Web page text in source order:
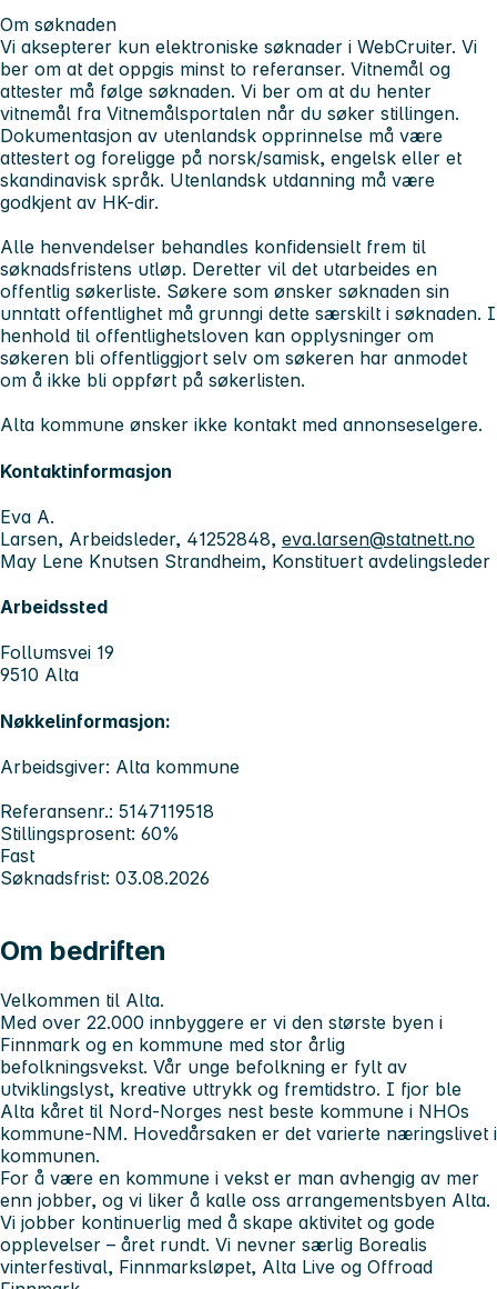
Om søknaden
Vi aksepterer kun elektroniske søknader i WebCruiter. Vi
ber om at det oppgis minst to referanser. Vitnemål og
attester må følge søknaden. Vi ber om at du henter
vitnemål fra Vitnemålsportalen når du søker stillingen.
Dokumentasjon av utenlandsk opprinnelse må være
attestert og foreligge på norsk/samisk, engelsk eller et
skandinavisk språk. Utenlandsk utdanning må være
godkjent av HK-dir.
Alle henvendelser behandles konfidensielt frem til
søknadsfristens utløp. Deretter vil det utarbeides en
offentlig søkerliste. Søkere som ønsker søknaden sin
unntatt offentlighet må grunngi dette særskilt i søknaden. I
henhold til offentlighetsloven kan opplysninger om
søkeren bli offentliggjort selv om søkeren har anmodet
om å ikke bli oppført på søkerlisten.
Alta kommune ønsker ikke kontakt med annonseselgere.
Kontaktinformasjon
Eva A.
Larsen, Arbeidsleder, 41252848, eva.larsen@statnett.no
May Lene Knutsen Strandheim, Konstituert avdelingsleder
Arbeidssted
Follumsvei 19
9510 Alta
Nøkkelinformasjon:
Arbeidsgiver: Alta kommune
Referansenr.: 5147119518
Stillingsprosent: 60%
Fast
Søknadsfrist: 03.08.2026
Om bedriften
Velkommen til Alta.
Med over 22.000 innbyggere er vi den største byen i
Finnmark og en kommune med stor årlig
befolkningsvekst. Vår unge befolkning er fylt av
utviklingslyst, kreative uttrykk og fremtidstro. I fjor ble
Alta kåret til Nord-Norges nest beste kommune i NHOs
kommune-NM. Hovedårsaken er det varierte næringslivet i
kommunen.
For å være en kommune i vekst er man avhengig av mer
enn jobber, og vi liker å kalle oss arrangementsbyen Alta.
Vi jobber kontinuerlig med å skape aktivitet og gode
opplevelser – året rundt. Vi nevner særlig Borealis
vinterfestival, Finnmarksløpet, Alta Live og Offroad